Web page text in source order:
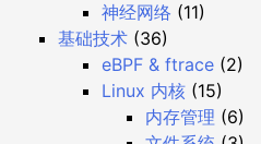
神经网络 (11)
基础技术 (36)
eBPF & ftrace (2)
Linux 内核 (15)
内存管理 (6)